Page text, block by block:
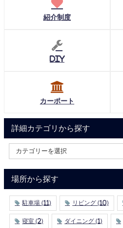
紹介制度
DIY
カーポート
詳細カテゴリから探す
場所から探す
駐車場 (11) リビング (10)
寝室 (2) ダイニング (1)